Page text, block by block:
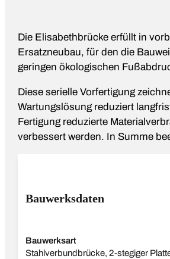
Bauwerksdaten
Bauwerksart
Stahlverbundbrücke, 2-stegiger
Die Elisabethbrücke erfüllt in
Ersatzneubau, für den die
geringen ökologischen
Diese serielle Vorfertigung
Wartungslösung reduziert
Fertigung reduzierte
verbessert werden. In Summe